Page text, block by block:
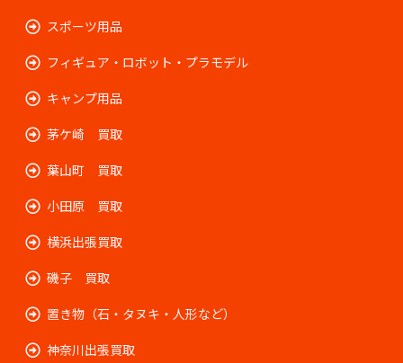
スポーツ用品
フィギュア・ロボット・プラモデル
キャンプ用品
茅ケ崎 買取
葉山町 買取
小田原 買取
横浜出張買取
磯子 買取
置き物（石・タヌキ・人形など）
神奈川出張買取